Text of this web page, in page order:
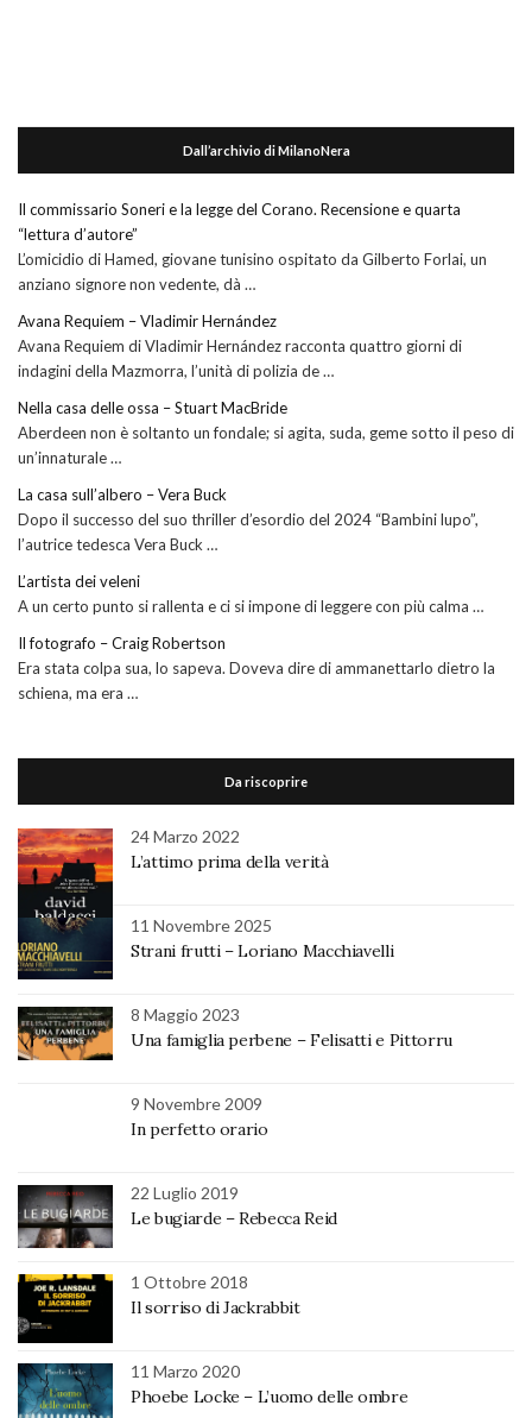
Dall’archivio di MilanoNera
Il commissario Soneri e la legge del Corano. Recensione e quarta
“lettura d’autore”
L’omicidio di Hamed, giovane tunisino ospitato da Gilberto Forlai, un
anziano signore non vedente, dà …
Avana Requiem – Vladimir Hernández
Avana Requiem di Vladimir Hernández racconta quattro giorni di
indagini della Mazmorra, l’unità di polizia de …
Nella casa delle ossa – Stuart MacBride
Aberdeen non è soltanto un fondale; si agita, suda, geme sotto il peso di
un’innaturale …
La casa sull’albero – Vera Buck
Dopo il successo del suo thriller d’esordio del 2024 “Bambini lupo”,
l’autrice tedesca Vera Buck …
L’artista dei veleni
A un certo punto si rallenta e ci si impone di leggere con più calma …
Il fotografo – Craig Robertson
Era stata colpa sua, lo sapeva. Doveva dire di ammanettarlo dietro la
schiena, ma era …
Da riscoprire
24 Marzo 2022
L’attimo prima della verità
11 Novembre 2025
Strani frutti – Loriano Macchiavelli
8 Maggio 2023
Una famiglia perbene – Felisatti e Pittorru
9 Novembre 2009
In perfetto orario
22 Luglio 2019
Le bugiarde – Rebecca Reid
1 Ottobre 2018
Il sorriso di Jackrabbit
11 Marzo 2020
Phoebe Locke – L’uomo delle ombre